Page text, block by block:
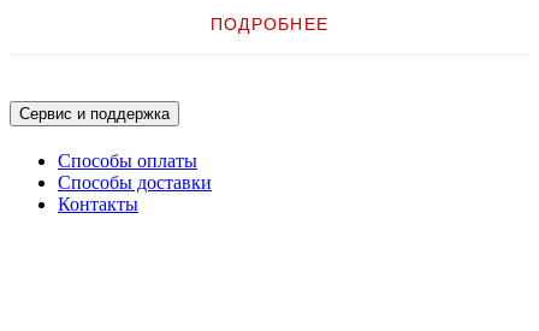
Вместе с принтером Alpha-2R компания TSC предлагает своим
заказчикам расширенные возможности без ущерба для
• Корпус класса IP54 для защиты от внешних воздействий и
проникновения пыли и воды.
• Пластмассовая конструкция, выдерживающая падение с высоты 1,5
м (5 футов).
• Проводной и беспроводной интерфейс USB 2.0, RS-232, Bluetooth
ПОДРОБНЕЕ
Сервис и поддержка
Способы оплаты
Способы доставки
Контакты